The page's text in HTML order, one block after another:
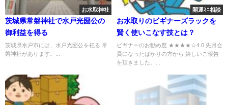
お水取神社
茨城県常磐神社で水戸光圀公の
御利益を得る
茨城県水戸市には、水戸光圀公を祀る 常
磐神社があります。...
開運ﾐﾆ相談
お水取りのビギナーズラックを
賢く使いこなす技とは？
ビギナーのお勧め度 ★★★★☆4.0 先月会
員になったばかりの方から 嬉しいご報告
を頂きました。...